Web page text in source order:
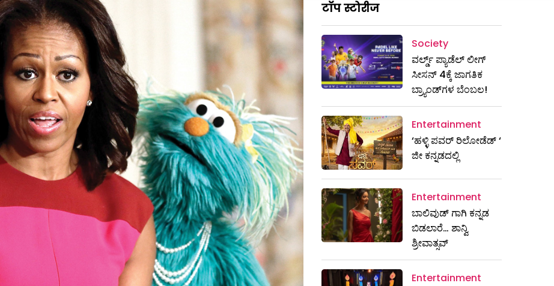
टॉप स्टोरीज
Society
ವರ್ಲ್ಡ್ ಪ್ಯಾಡೆಲ್ ಲೀಗ್
ಸೀಸನ್ 4ಕ್ಕೆ ಜಾಗತಿಕ
ಬ್ರ್ಯಾಂಡ್‌ಗಳ ಬೆಂಬಲ!
Entertainment
‘ಹಳ್ಳಿ ಪವರ್ ರಿಲೋಡೆಡ್ ‘
ಜೀ ಕನ್ನಡದಲ್ಲಿ
Entertainment
ಬಾಲಿವುಡ್ ಗಾಗಿ ಕನ್ನಡ
ಬಿಡಲಾರೆ… ಶಾನ್ವಿ
ಶ್ರೀವಾತ್ಸವ್
Entertainment